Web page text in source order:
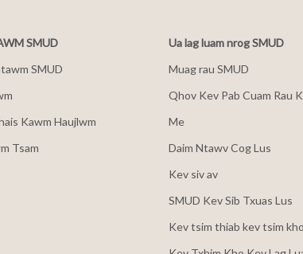
SMUD
SMUD
Kawm Haujlwm
Tsam
Ua lag luam nrog SMUD
Muag rau SMUD
Qhov Kev Pab Cuam Rau
Me
Daim Ntawv Cog Lus
Kev siv av
SMUD Kev Sib Txuas Lus
Kev tsim thiab kev tsim kho